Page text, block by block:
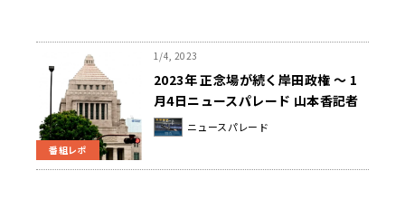
番組レポ
1/4, 2023
2023年 正念場が続く岸田政権 ～ 1
月4日ニュースパレード 山本香記者
取材後記ニュースパレード